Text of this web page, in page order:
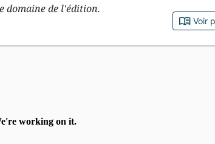
domaine de l'édition.
book_open Voir